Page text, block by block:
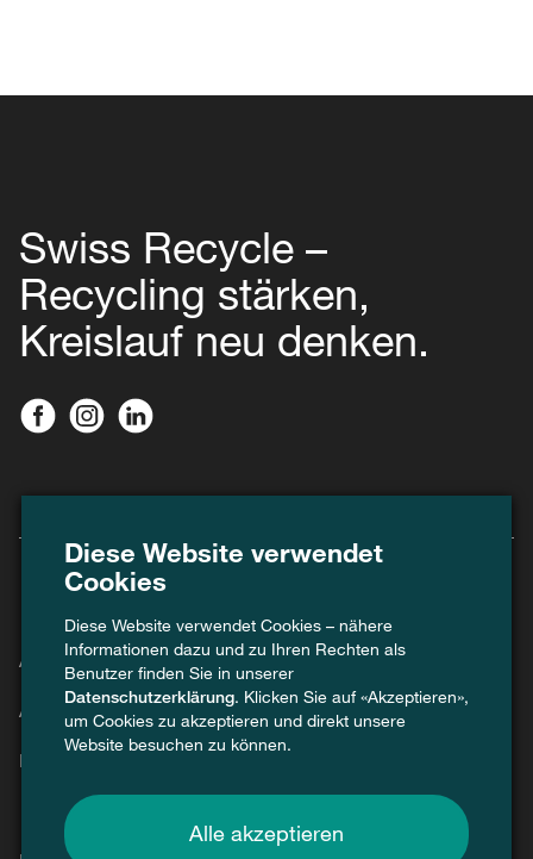
Swiss Recycle –
Recycling stärken,
Kreislauf neu denken.
Agenda
Aktuell
Kontakt
Diese Website verwendet
Cookies
Diese Website verwendet Cookies – nähere
Informationen dazu und zu Ihren Rechten als
Benutzer finden Sie in unserer
Datenschutzerklärung. Klicken Sie auf «Akzeptieren»,
um Cookies zu akzeptieren und direkt unsere
Website besuchen zu können.
Alle akzeptieren